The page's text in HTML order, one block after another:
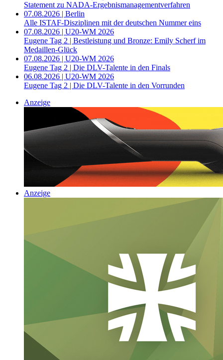
Statement zu NADA-Ergebnismanagementverfahren
07.08.2026 | Berlin
Alle ISTAF-Disziplinen mit der deutschen Nummer eins
07.08.2026 | U20-WM 2026
Eugene Tag 2 | Bestleistung und Bronze: Emily Scherf im
Medaillen-Glück
07.08.2026 | U20-WM 2026
Eugene Tag 2 | Die DLV-Talente in den Finals
06.08.2026 | U20-WM 2026
Eugene Tag 2 | Die DLV-Talente in den Vorrunden
Anzeige
Anzeige